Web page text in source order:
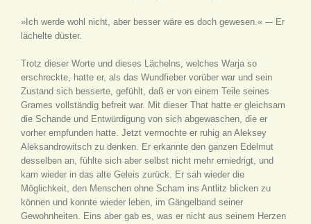
»Ich werde wohl nicht, aber besser wäre es doch gewesen.« –- Er
lächelte düster.
Trotz dieser Worte und dieses Lächelns, welches Warja so
erschreckte, hatte er, als das Wundfieber vorüber war und sein
Zustand sich besserte, gefühlt, daß er von einem Teile seines
Grames vollständig befreit war. Mit dieser That hatte er gleichsam
die Schande und Entwürdigung von sich abgewaschen, die er
vorher empfunden hatte. Jetzt vermochte er ruhig an Aleksey
Aleksandrowitsch zu denken. Er erkannte den ganzen Edelmut
desselben an, fühlte sich aber selbst nicht mehr erniedrigt, und
kam wieder in das alte Geleis zurück. Er sah wieder die
Möglichkeit, den Menschen ohne Scham ins Antlitz blicken zu
können und konnte wieder leben, im Gängelband seiner
Gewohnheiten. Eins aber gab es, was er nicht aus seinem Herzen